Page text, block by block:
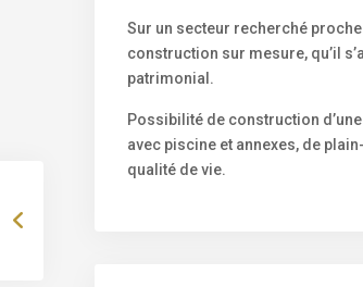
Sur un secteur recherché
construction sur mesure, qu’il
patrimonial.
Possibilité de construction
avec piscine et annexes, de
qualité de vie.